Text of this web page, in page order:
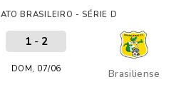
BRASILEIRO - SÉRIE D
Brasiliense
1- 2
DOM, 07/06